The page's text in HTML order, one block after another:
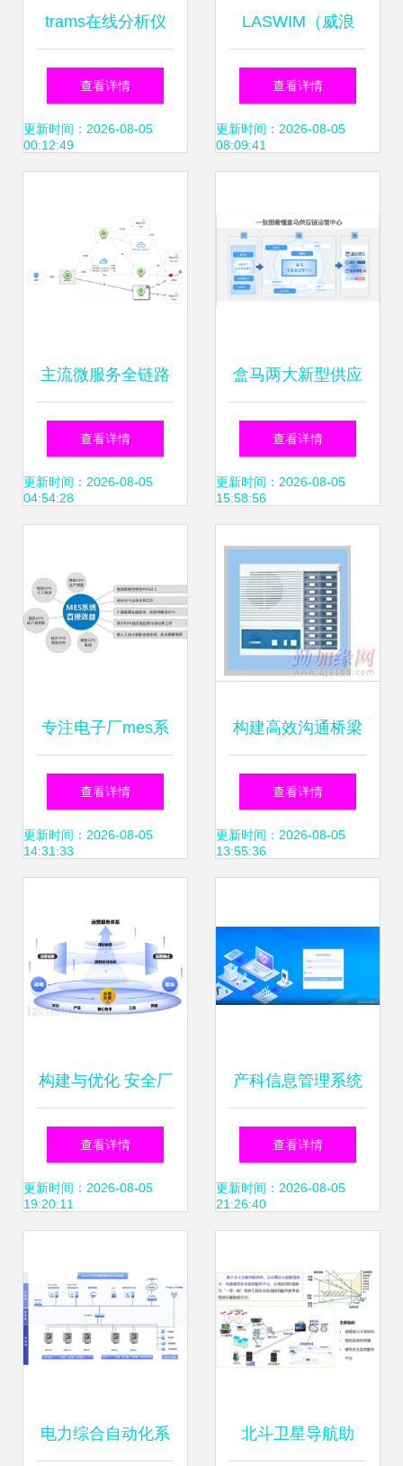
trams在线分析仪
管理系统 赋能工厂
数字化运营与信息
度
查看详情
更新时间：2026-08-05
00:12:49
LASWIM（威浪
仕）智能控制中枢
引领泳池管理步入
息运维赋能长效运
营
查看详情
更新时间：2026-08-05
08:09:41
主流微服务全链路
监控系统之战 如何
打赢信息系统运行
战
查看详情
更新时间：2026-08-05
04:54:28
盒马两大新型供应
链中心投产 数字化
赋能冷链物流新篇
查看详情
更新时间：2026-08-05
15:58:56
专注电子厂mes系
统,电子行业制造执
行系统厂商
查看详情
更新时间：2026-08-05
14:31:33
构建高效沟通桥梁
20路主机对讲系统
与工厂内部信息系
查看详情
更新时间：2026-08-05
13:55:36
构建与优化 安全厂
商如何打造卓越的
MSS/MDR与信息
业务
查看详情
更新时间：2026-08-05
19:20:11
产科信息管理系统
门诊管理与系统运
维的核心解析
查看详情
更新时间：2026-08-05
21:26:40
电力综合自动化系 北斗卫星导航助